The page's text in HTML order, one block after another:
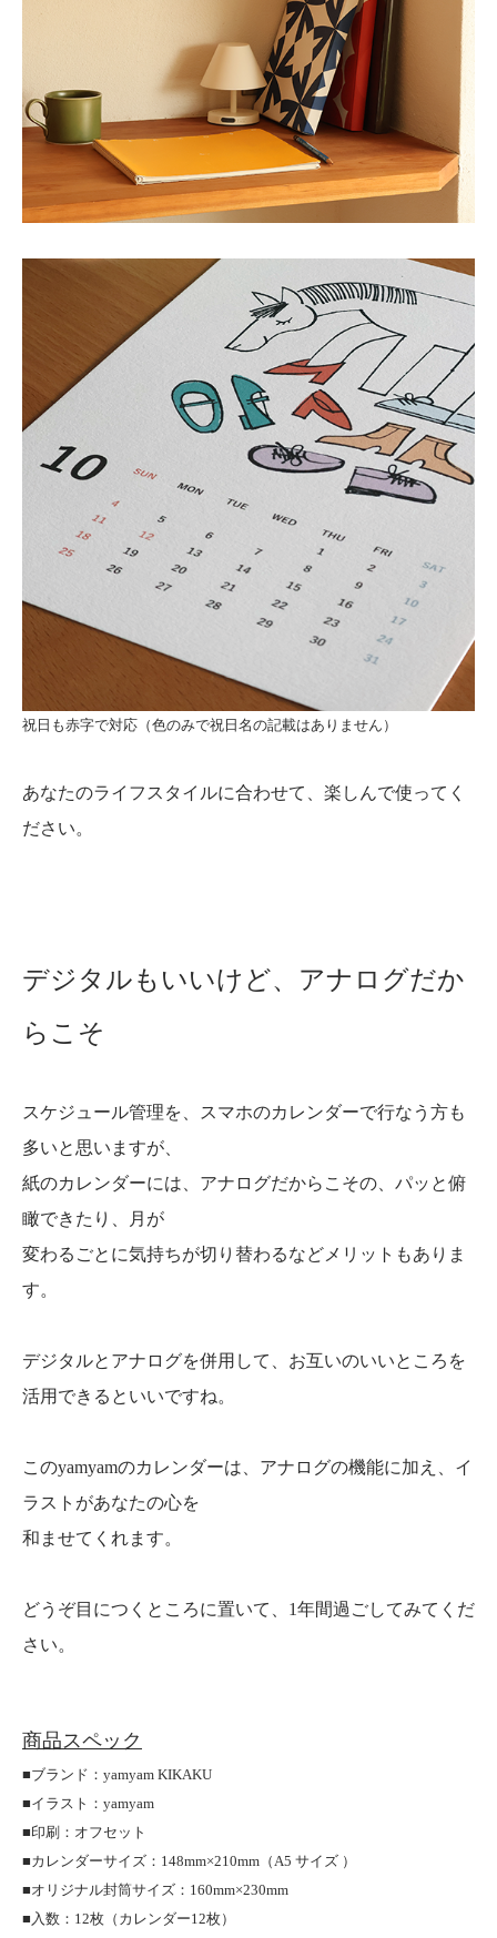
祝日も赤字で対応（色のみで祝日名の記載はありません）
あなたのライフスタイルに合わせて、楽しんで使ってく
ださい。
デジタルもいいけど、アナログだか
らこそ
スケジュール管理を、スマホのカレンダーで行なう方も
多いと思いますが、
紙のカレンダーには、アナログだからこその、パッと俯
瞰できたり、月が
変わるごとに気持ちが切り替わるなどメリットもありま
す。
デジタルとアナログを併用して、お互いのいいところを
活用できるといいですね。
このyamyamのカレンダーは、アナログの機能に加え、イ
ラストがあなたの心を
和ませてくれます。
どうぞ目につくところに置いて、1年間過ごしてみてくだ
さい。
商品スペック
■ブランド：yamyam KIKAKU
■イラスト：yamyam
■印刷：オフセット
■カレンダーサイズ：148mm×210mm（A5 サイズ ）
■オリジナル封筒サイズ：160mm×230mm
■入数：12枚（カレンダー12枚）